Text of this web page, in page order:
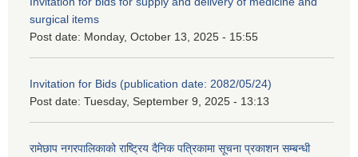
surgical items
Post date: Monday, October 13, 2025 - 15:55
Invitation for Bids (publication date: 2082/05/24)
Post date: Tuesday, September 9, 2025 - 13:13
रामेछाप नगरपालिकाको राष्ट्रिय दैनिक पत्रिकामा सूचना प्रकाशन सम्बन्धी